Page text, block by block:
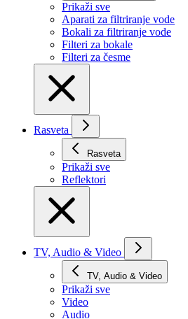
Prikaži svе
Aparati za filtriranje vode
Bokali za filtriranje vode
Filteri za bokale
Filteri za česme
Rasveta
Rasveta
Prikaži svе
Reflektori
TV, Audio & Video
TV, Audio & Video
Prikaži svе
Video
Audio